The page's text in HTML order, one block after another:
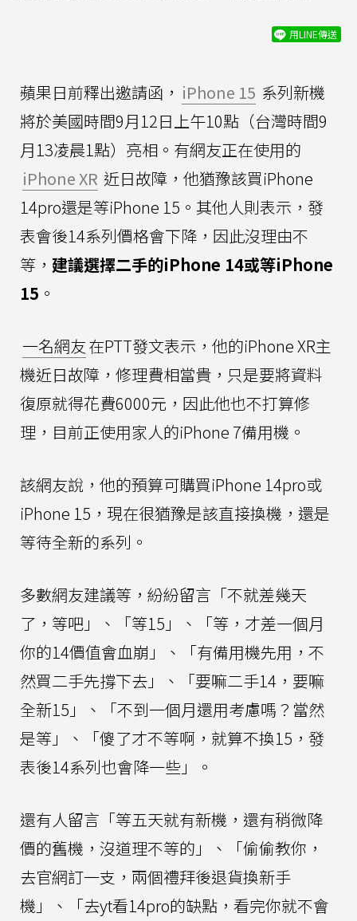
用LINE傳送
蘋果日前釋出邀請函， iPhone 15 系列新機
將於美國時間9月12日上午10點（台灣時間9
月13凌晨1點）亮相。有網友正在使用的
iPhone XR 近日故障，他猶豫該買iPhone
14pro還是等iPhone 15。其他人則表示，發
表會後14系列價格會下降，因此沒理由不
等， 建議選擇二手的iPhone 14或等iPhone
15 。
一名網友在PTT發文表示，他的iPhone XR主
機近日故障，修理費相當貴，只是要將資料
復原就得花費6000元，因此他也不打算修
理，目前正使用家人的iPhone 7備用機。
該網友說，他的預算可購買iPhone 14pro或
iPhone 15，現在很猶豫是該直接換機，還是
等待全新的系列。
多數網友建議等，紛紛留言「不就差幾天
了，等吧」、「等15」、「等，才差一個月
你的14價值會血崩」、「有備用機先用，不
然買二手先撐下去」、「要嘛二手14，要嘛
全新15」、「不到一個月還用考慮嗎？當然
是等」、「傻了才不等啊，就算不換15，發
表後14系列也會降一些」。
還有人留言「等五天就有新機，還有稍微降
價的舊機，沒道理不等的」、「偷偷教你，
去官網訂一支，兩個禮拜後退貨換新手
機」、「去yt看14pro的缺點，看完你就不會